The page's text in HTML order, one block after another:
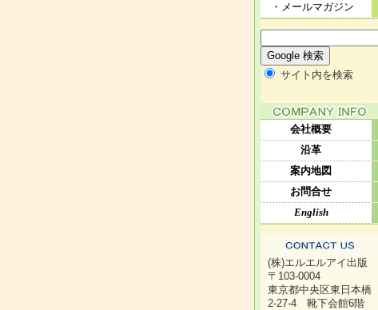
・メールマガジン
サイト内を検索
会社概要
沿革
案内地図
お問合せ
English
(株)エルエルアイ出版
〒103-0004
東京都中央区東日本橋
2-27-4 靴下会館6階